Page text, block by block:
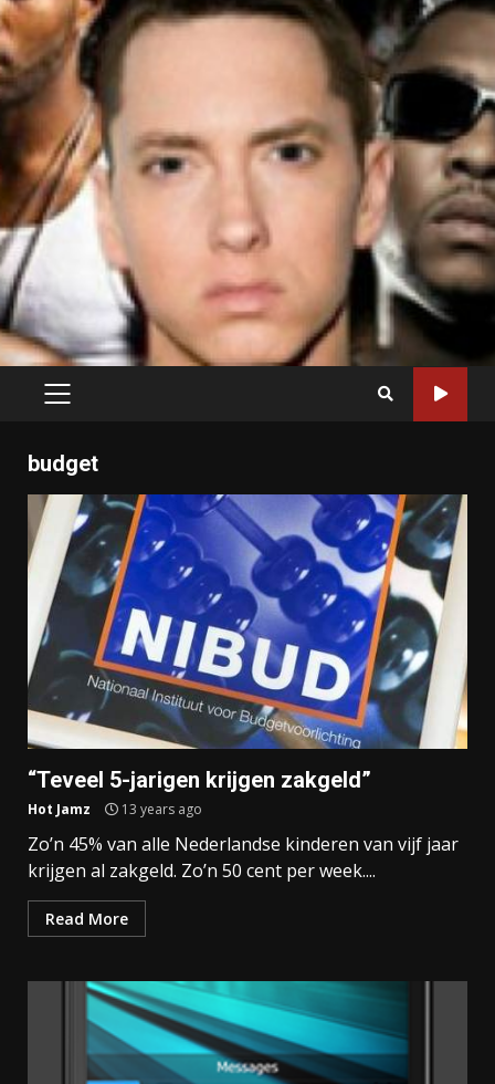
PRIMARY
budget
“Teveel 5-jarigen krijgen zakgeld”
Hot Jamz 13 years ago
Zo’n 45% van alle Nederlandse kinderen van vijf jaar
krijgen al zakgeld. Zo’n 50 cent per week....
Read More